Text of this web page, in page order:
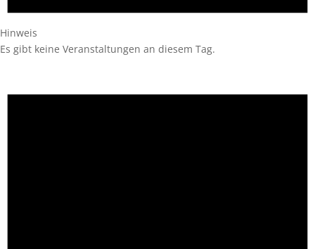
Hinweis
Es gibt keine Veranstaltungen an diesem Tag.